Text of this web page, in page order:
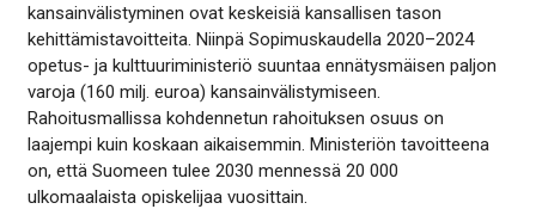
kansainvälistyminen ovat keskeisiä kansallisen tason
kehittämistavoitteita. Niinpä Sopimuskaudella 2020–2024
opetus- ja kulttuuriministeriö suuntaa ennätysmäisen paljon
varoja (160 milj. euroa) kansainvälistymiseen.
Rahoitusmallissa kohdennetun rahoituksen osuus on
laajempi kuin koskaan aikaisemmin. Ministeriön tavoitteena
on, että Suomeen tulee 2030 mennessä 20 000
ulkomaalaista opiskelijaa vuosittain.